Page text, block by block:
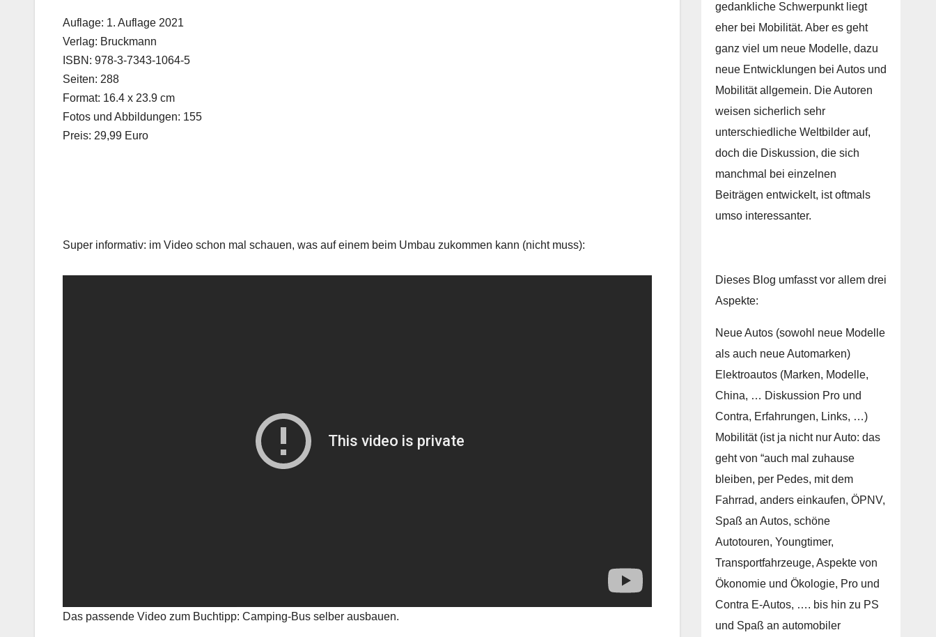
Auflage: 1. Auflage 2021
Verlag: Bruckmann
ISBN: 978-3-7343-1064-5
Seiten: 288
Format: 16.4 x 23.9 cm
Fotos und Abbildungen: 155
Preis: 29,99 Euro
Super informativ: im Video schon mal schauen, was auf einem beim Umbau zukommen kann (nicht muss):
Das passende Video zum Buchtipp: Camping-Bus selber ausbauen.
gedankliche Schwerpunkt liegt
eher bei Mobilität. Aber es geht
ganz viel um neue Modelle, dazu
neue Entwicklungen bei Autos und
Mobilität allgemein. Die Autoren
weisen sicherlich sehr
unterschiedliche Weltbilder auf,
doch die Diskussion, die sich
manchmal bei einzelnen
Beiträgen entwickelt, ist oftmals
umso interessanter.
Dieses Blog umfasst vor allem drei
Aspekte:
Neue Autos (sowohl neue Modelle
als auch neue Automarken)
Elektroautos (Marken, Modelle,
China, … Diskussion Pro und
Contra, Erfahrungen, Links, …)
Mobilität (ist ja nicht nur Auto: das
geht von “auch mal zuhause
bleiben, per Pedes, mit dem
Fahrrad, anders einkaufen, ÖPNV,
Spaß an Autos, schöne
Autotouren, Youngtimer,
Transportfahrzeuge, Aspekte von
Ökonomie und Ökologie, Pro und
Contra E-Autos, …. bis hin zu PS
und Spaß an automobiler